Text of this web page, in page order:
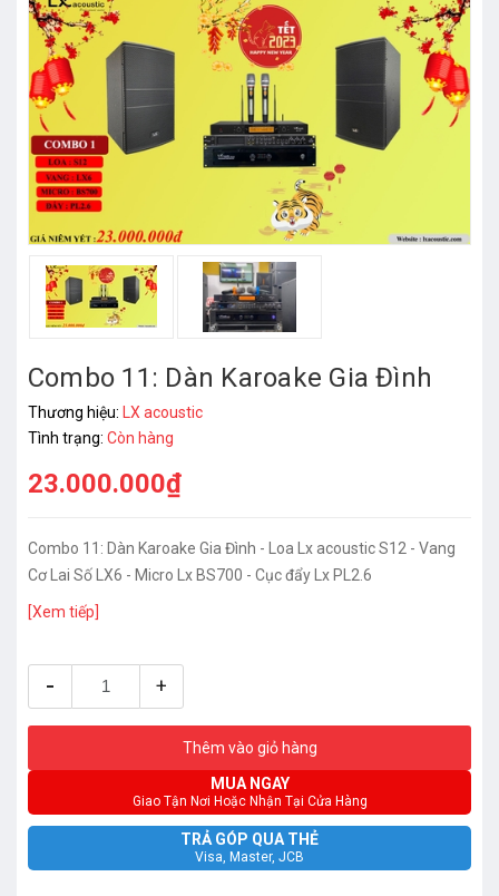
Combo 11: Dàn Karoake Gia Đình
Thương hiệu:
LX acoustic
Tình trạng: Còn hàng
23.000.000₫
Combo 11: Dàn Karoake Gia Đình - Loa Lx acoustic S12 - Vang
Cơ Lai Số LX6 - Micro Lx BS700 - Cục đẩy Lx PL2.6
[Xem tiếp]
- +
Thêm vào giỏ hàng
MUA NGAY
Giao Tận Nơi Hoặc Nhận Tại Cửa Hàng
TRẢ GÓP QUA THẺ
Visa, Master, JCB